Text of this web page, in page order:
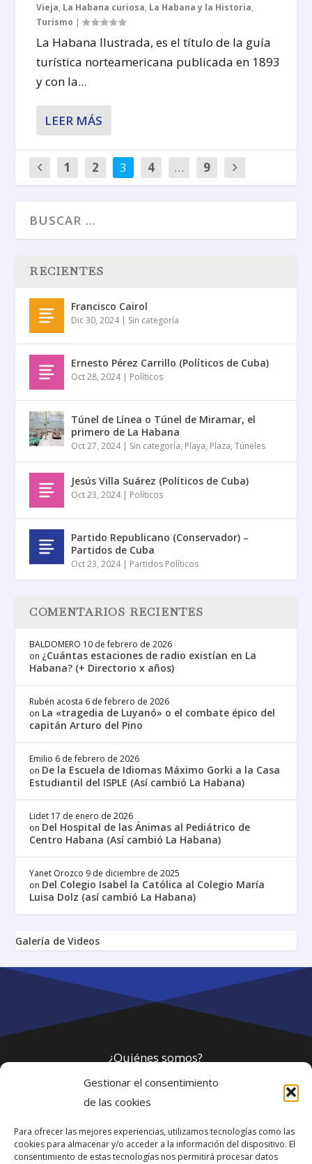
Gestionar el consentimiento
de las cookies
Para ofrecer las mejores experiencias, utilizamos tecnologías como las
cookies para almacenar y/o acceder a la información del dispositivo. El
consentimiento de estas tecnologías nos permitirá procesar datos
Vieja, La Habana curiosa, La Habana y la Historia,
Turismo |
La Habana Ilustrada, es el título de la guía
turística norteamericana publicada en 1893
y con la...
LEER MÁS
1 2 3 4 … 9
RECIENTES
Francisco Cairol
Dic 30, 2024| Sin categoría
Ernesto Pérez Carrillo (Políticos de Cuba)
Oct 28, 2024| Políticos
Túnel de Línea o Túnel de Miramar, el
primero de La Habana
Oct 27, 2024| Sin categoría, Playa, Plaza,Túneles
Jesús Villa Suárez (Políticos de Cuba)
Oct 23, 2024| Políticos
Partido Republicano (Conservador) –
Partidos de Cuba
Oct 23, 2024| Partidos Políticos
COMENTARIOS RECIENTES
BALDOMERO 10 de febrero de 2026
on ¿Cuántas estaciones de radio existían en La
Habana? (+ Directorio x años)
Rubén acosta 6 de febrero de 2026
on La «tragedia de Luyanó» o el combate épico del
capitán Arturo del Pino
Emilio 6 de febrero de 2026
on De la Escuela de Idiomas Máximo Gorki a la Casa
Estudiantil del ISPLE (Así cambió La Habana)
Lidet 17 de enero de 2026
on Del Hospital de las Ánimas al Pediátrico de
Centro Habana (Así cambió La Habana)
Yanet Orozco 9 de diciembre de 2025
on Del Colegio Isabel la Católica al Colegio María
Luisa Dolz (así cambió La Habana)
Galería de Videos
¿Quiénes somos?
Política de privacidad
Webmaster